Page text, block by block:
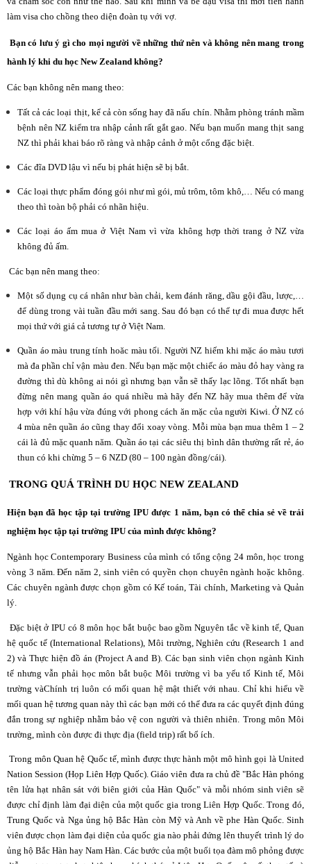
làm visa cho chồng theo diện đoàn tụ với vợ.
Bạn có lưu ý gì cho mọi người về những thứ nên và không nên mang trong
hành lý khi du học New Zealand không?
Các bạn không nên mang theo:
Tất cả các loại thịt, kể cả còn sống hay đã nấu chín. Nhằm phòng tránh mầm
bệnh nên NZ kiểm tra nhập cảnh rất gắt gao. Nếu bạn muốn mang thịt sang
NZ thì phải khai báo rõ ràng và nhập cảnh ở một cổng đặc biệt.
Các đĩa DVD lậu vì nếu bị phát hiện sẽ bị bắt.
Các loại thực phẩm đóng gói như mì gói, mủ trôm, tôm khô,… Nếu có mang
theo thì toàn bộ phải có nhãn hiệu.
Các loại áo ấm mua ở Việt Nam vì vừa không hợp thời trang ở NZ vừa
không đủ ấm.
Các bạn nên mang theo:
Một số dụng cụ cá nhân như bàn chải, kem đánh răng, dầu gội đầu, lược,…
để dùng trong vài tuần đầu mới sang. Sau đó bạn có thể tự đi mua được hết
mọi thứ với giá cả tương tự ở Việt Nam.
Quần áo màu trung tính hoăc màu tối. Người NZ hiếm khi mặc áo màu tươi
mà đa phần chỉ vận màu đen. Nếu bạn mặc một chiếc áo màu đỏ hay vàng ra
đường thì dù không ai nói gì nhưng bạn vẫn sẽ thấy lạc lõng. Tốt nhất bạn
đừng nên mang quần áo quá nhiều mà hãy đến NZ hãy mua thêm để vừa
hợp với khí hậu vừa đúng với phong cách ăn mặc của người Kiwi. Ở NZ có
4 mùa nên quần áo cũng thay đổi xoay vòng. Mỗi mùa bạn mua thêm 1 – 2
cái là đủ mặc quanh năm. Quần áo tại các siêu thị bình dân thường rất rẻ, áo
thun có khi chừng 5 – 6 NZD (80 – 100 ngàn đồng/cái).
TRONG QUÁ TRÌNH DU HỌC NEW ZEALAND
Hiện bạn đã học tập tại trường IPU được 1 năm, bạn có thể chia sẻ về trải
nghiệm học tập tại trường IPU của mình được không?
Ngành học Contemporary Business của mình có tổng cộng 24 môn, học trong
vòng 3 năm. Đến năm 2, sinh viên có quyền chọn chuyên ngành hoặc không.
Các chuyên ngành được chọn gồm có Kế toán, Tài chính, Marketing và Quản
lý.
Đặc biệt ở IPU có 8 môn học bắt buộc bao gồm Nguyên tắc về kinh tế, Quan
hệ quốc tế (International Relations), Môi trường , Nghiên cứu (Research 1 and
2) và Thực hiện đồ án (Project A and B). Các bạn sinh viên chọn ngành Kinh
tế nhưng vẫn phải học môn bắt buộc Môi trường vì ba yếu tố Kinh tế, Môi
trường vàChính trị luôn có mối quan hệ mật thiết với nhau. Chỉ khi hiểu về
mối quan hệ tương quan này thì các bạn mới có thể đưa ra các quyết định đúng
đắn trong sự nghiệp nhằm bảo vệ con người và thiên nhiên. Trong môn Môi
trường, mình còn được đi thực địa (field trip) rất bổ ích.
Trong môn Quan hệ Quốc tế, mình được thực hành một mô hình gọi là United
Nation Session (Họp Liên Hợp Quốc). Giáo viên đưa ra chủ đề "Bắc Hàn phóng
tên lửa hạt nhân sát với biên giới của Hàn Quốc" và mỗi nhóm sinh viên sẽ
được chỉ định làm đại diện của một quốc gia trong Liên Hợp Quốc. Trong đó,
Trung Quốc và Nga ủng hộ Bắc Hàn còn Mỹ và Anh về phe Hàn Quốc. Sinh
viên được chọn làm đại diện của quốc gia nào phải đứng lên thuyết trình lý do
ủng hộ Bắc Hàn hay Nam Hàn. Các bước của một buổi tọa đàm mô phỏng được